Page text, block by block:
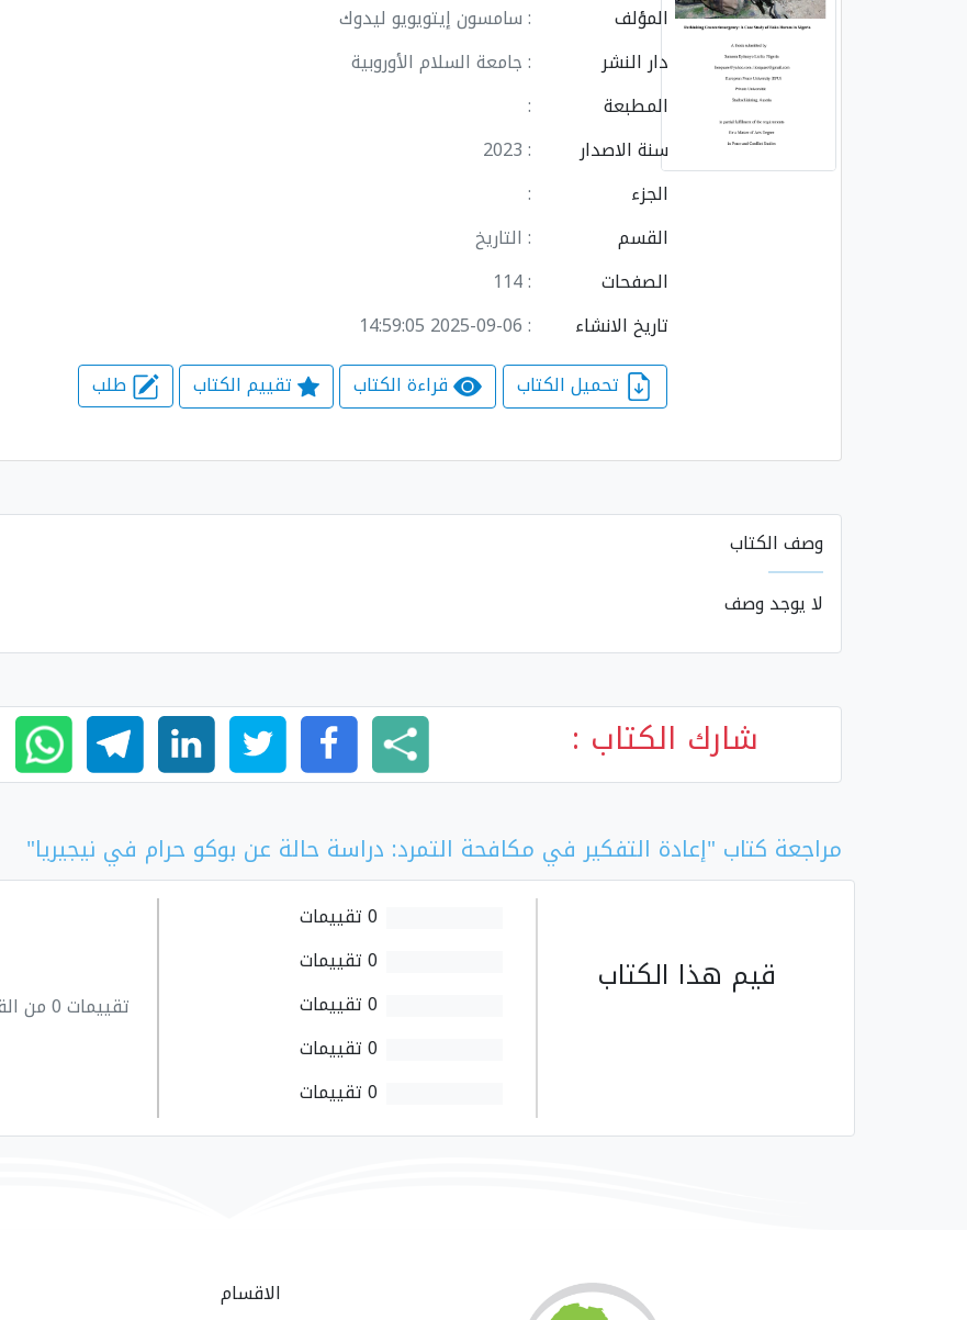
المؤلف
: سامسون إيتويويو ليدوك
دار النشر
: جامعة السلام الأوروبية
المطبعة
:
سنة الاصدار
: 2023
الجزء
:
القسم
: التاريخ
الصفحات
: 114
تاريخ الانشاء
: 2025-09-06 14:59:05
قراءة الكتاب تقييم الكتاب طلب
وصف الكتاب
لا يوجد وصف
شارك الكتاب :
مراجعة كتاب "إعادة التفكير في مكافحة التمرد: دراسة حالة عن بوكو حرام في نيجيريا"
قيم هذا الكتاب
0 تقييمات
0 تقييمات
0 تقييمات
0 تقييمات
0 تقييمات
تقييمات 0 من القارئين
الاقسام